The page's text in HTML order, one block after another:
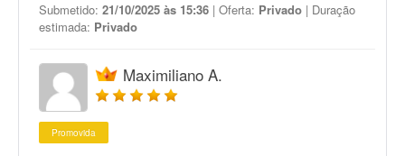
Submetido: 21/10/2025 às 15:36 | Oferta: Privado | Duração
estimada: Privado
Maximiliano A.
Promovida